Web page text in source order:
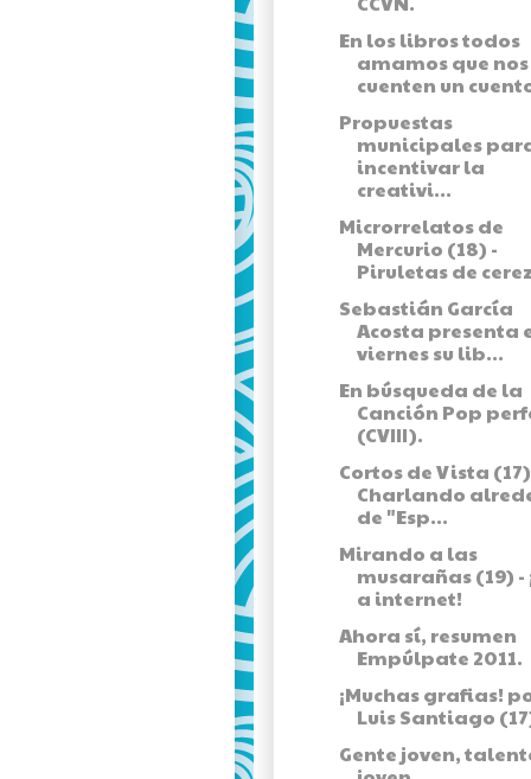
En los libros todos
amamos que nos
cuenten un
Propuestas
municipales
incentivar la
creativi...
Microrrelatos de
Mercurio (18) -
Piruletas de
Sebastián García
Acosta presenta
viernes su lib...
En búsqueda de la
Canción Pop
(CVIII).
Cortos de Vista
Charlando
de "Esp...
Mirando a las
musarañas (19) -
a internet!
Ahora sí, resumen
Empúlpate 2011.
¡Muchas grafias!
Luis Santiago
Gente joven,